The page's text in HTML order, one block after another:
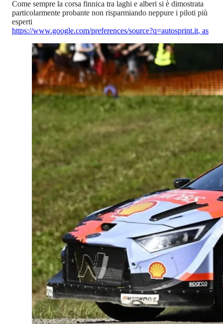
Come sempre la corsa finnica tra laghi e alberi si è dimostrata
particolarmente probante non risparmiando neppure i piloti più
esperti
https://www.google.com/preferences/source?q=autosprint.it, as